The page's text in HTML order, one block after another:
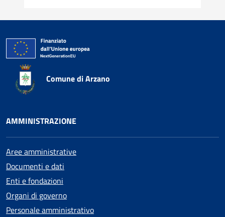
Comune di Arzano
AMMINISTRAZIONE
Aree amministrative
Documenti e dati
Enti e fondazioni
Organi di governo
Personale amministrativo